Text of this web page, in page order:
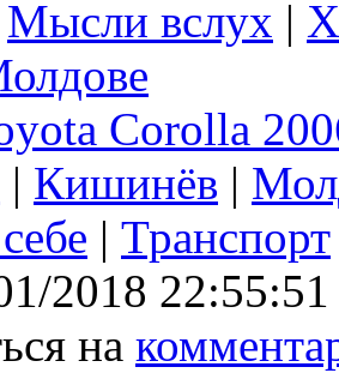
Мысли вслух |
Corolla
| Кишинёв |
| Транспорт
2018 22:55:51
на